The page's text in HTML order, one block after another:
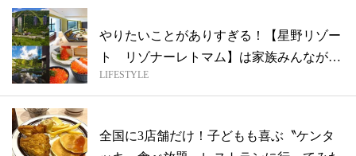
やりたいことがありすぎる！【星野リゾー
ト リゾナーレトマム】は家族みんなが笑
顔に...
LIFESTYLE
全国に3店舗だけ！子どもも喜ぶ〝ケンタ